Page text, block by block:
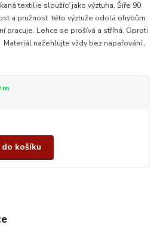
textilie sloužící jako výztuha. Šíře 90
a pružnost této výztuže odolá ohybům
pracuje. Lehce se prošívá a stříhá. Oproti
nažehlujte vždy bez napařování.,
m
košíku